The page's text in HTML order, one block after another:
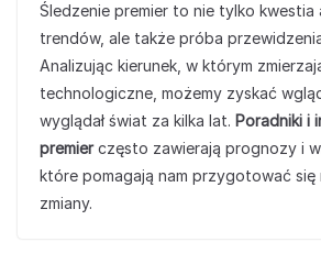
Śledzenie premier to nie tylko kwestia
trendów, ale także próba
Analizując kierunek, w którym
technologiczne, możemy zyskać
wyglądał świat za kilka lat. Poradniki i
premierczęsto zawierają prognozy i
które pomagają nam przygotować się
zmiany.